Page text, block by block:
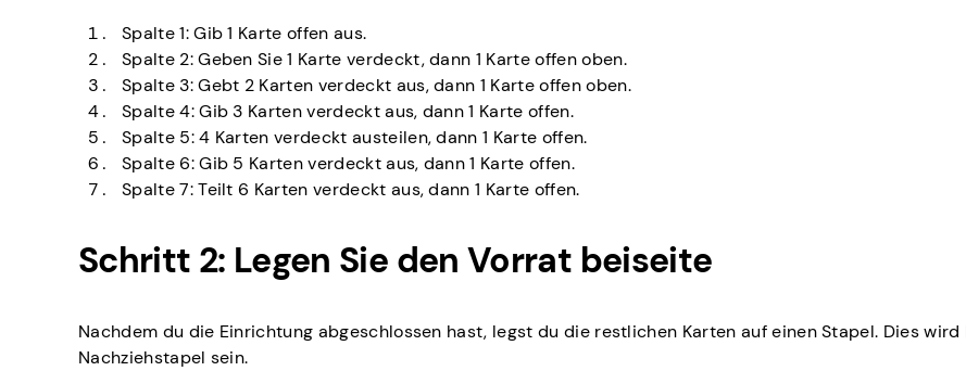
Spalte 1: Gib 1 Karte offen aus.
Spalte 2: Geben Sie 1 Karte verdeckt, dann 1 Karte offen oben.
Spalte 3: Gebt 2 Karten verdeckt aus, dann 1 Karte offen oben.
Spalte 4: Gib 3 Karten verdeckt aus, dann 1 Karte offen.
Spalte 5: 4 Karten verdeckt austeilen, dann 1 Karte offen.
Spalte 6: Gib 5 Karten verdeckt aus, dann 1 Karte offen.
Spalte 7: Teilt 6 Karten verdeckt aus, dann 1 Karte offen.
Schritt 2: Legen Sie den Vorrat beiseite
Nachdem du die Einrichtung abgeschlossen hast, legst du die restlichen Karten auf einen Stapel. Dies wird
Nachziehstapel sein.